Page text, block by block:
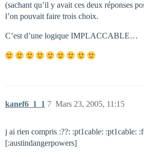
(sachant qu’il y avait ces deux réponses
l’on pouvait faire trois choix.
C’est d’une logique IMPLACCABLE…
kanef6_1_1 Mars 23, 2005, 11:15
7
j ai rien compris :??: :pt1cable: :pt1cable:
[:austindangerpowers]